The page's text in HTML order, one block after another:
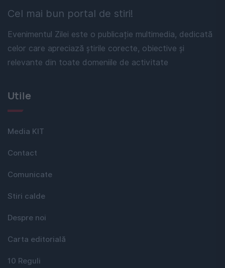
Cel mai bun portal de stiri!
Evenimentul Zilei este o publicație multimedia, dedicată
celor care apreciază știrile corecte, obiective și
relevante din toate domeniile de activitate
Utile
Media KIT
Contact
Comunicate
Stiri calde
Despre noi
Carta editorială
10 Reguli